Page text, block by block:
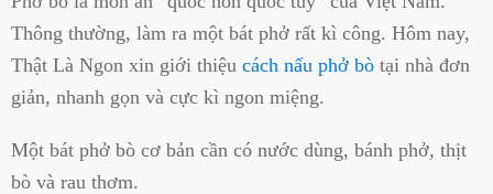
Thông thường, làm ra một bát phở rất kì công. Hôm nay,
Thật Là Ngon xin giới thiệu cách nấu phở bò tại nhà đơn
giản, nhanh gọn và cực kì ngon miệng.
Một bát phở bò cơ bản cần có nước dùng, bánh phở, thịt
bò và rau thơm.